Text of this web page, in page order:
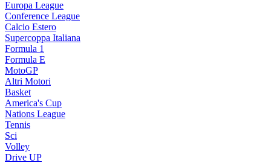
Europa League
Conference League
Calcio Estero
Supercoppa Italiana
Formula 1
Formula E
MotoGP
Altri Motori
Basket
America's Cup
Nations League
Tennis
Sci
Volley
Drive UP